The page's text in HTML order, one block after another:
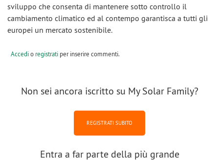
sviluppo che consenta di mantenere sotto controllo il
cambiamento climatico ed al contempo garantisca a tutti gli
europei un mercato sostenibile.
Accedio registratiper inserire commenti.
Non sei ancora iscritto su My Solar Family?
REGISTRATI SUBITO
Entra a far parte della più grande